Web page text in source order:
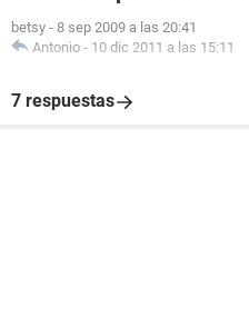
betsy - 8 sep 2009 a las 20:41
Antonio - 10 dic 2011 a las 15:11
7 respuestas